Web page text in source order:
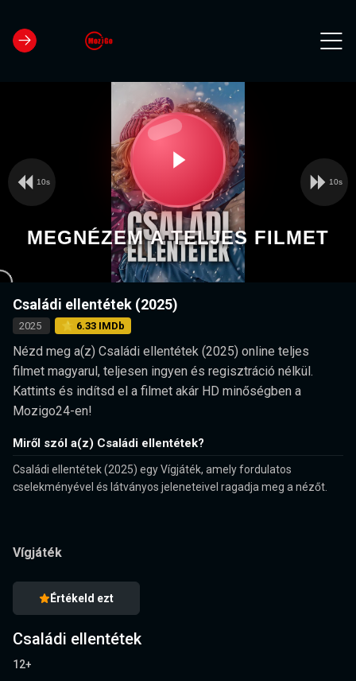
loading.
Play
Video
10s 10s
MEGNÉZEM A TELJES FILMET
Családi ellentétek (2025)
2025 ⭐ 6.33 IMDb
Nézd meg a(z) Családi ellentétek (2025) online teljes
filmet magyarul, teljesen ingyen és regisztráció nélkül.
Kattints és indítsd el a filmet akár HD minőségben a
Mozigo24-en!
Miről szól a(z) Családi ellentétek?
Családi ellentétek (2025) egy Vígjáték, amely fordulatos
cselekményével és látványos jeleneteivel ragadja meg a nézőt.
Vígjáték
Értékeld ezt
Családi ellentétek
12+